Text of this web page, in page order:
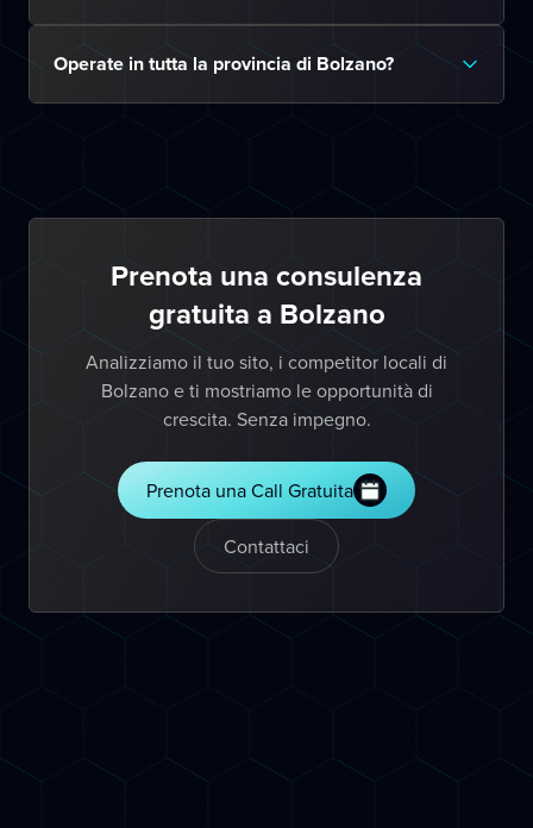
Operate in tutta la provincia di Bolzano?
Prenota una consulenza
gratuita a Bolzano
Analizziamo il tuo sito, i competitor locali di
Bolzano e ti mostriamo le opportunità di
crescita. Senza impegno.
Prenota una Call Gratuita
Contattaci